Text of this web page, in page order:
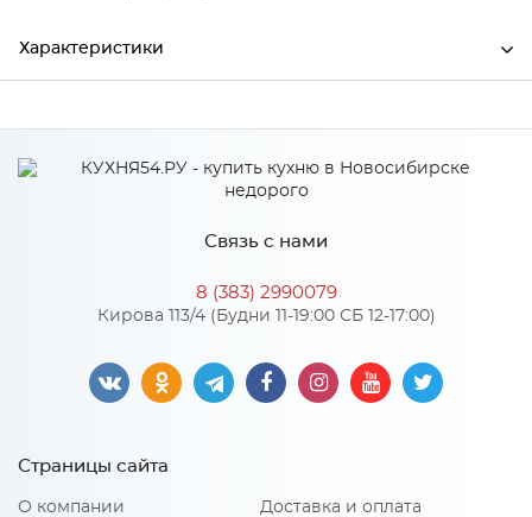
Характеристики
Глиняный серый/Шарли
Мокко
ЛДСП
Количество упаковок: 3
Материал 2: МДФ
Связь с нами
8 (383) 2990079
Кирова 113/4 (Будни 11-19:00 СБ 12-17:00)
Страницы сайта
О компании Доставка и оплата